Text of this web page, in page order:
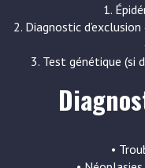
1.
2. Diagnostic
3. Test génétique (si
•